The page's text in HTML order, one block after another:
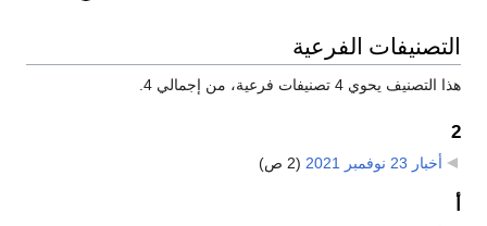
التصنيفات الفرعية
هذا التصنيف يحوي 4 تصنيفات فرعية، من إجمالي 4.
2
أخبار 23 نوفمبر 2021 (2 ص)